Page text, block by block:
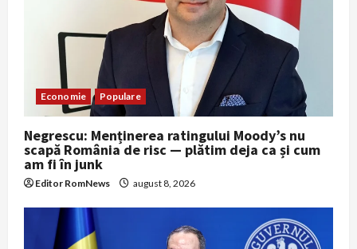
Economie Populare
Negrescu: Menținerea ratingului Moody’s nu
scapă România de risc — plătim deja ca și cum
am fi în junk
Editor RomNews august 8, 2026